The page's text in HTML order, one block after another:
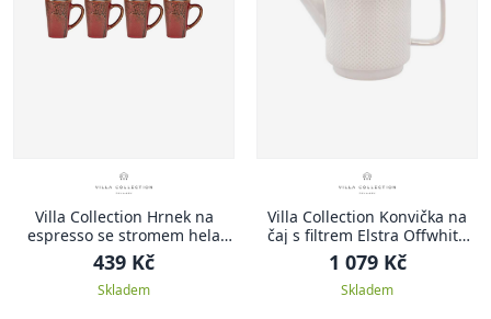
Villa Collection Hrnek na
espresso se stromem hela
amber 0,1l (set 4 ks)
439 Kč
Skladem
Villa Collection Konvička na
čaj s filtrem Elstra Offwhite
1,05l
1 079 Kč
Skladem